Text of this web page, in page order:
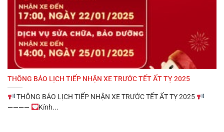
THÔNG BÁO LỊCH TIẾP NHẬN XE TRƯỚC TẾT ẤT TỴ 2025
THÔNG BÁO LỊCH TIẾP NHẬN XE TRƯỚC TẾT ẤT TỴ 2025
————
Kính...